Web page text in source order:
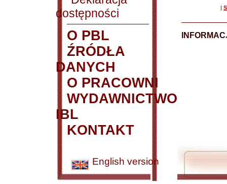
dostępności
O PBL
ŹRÓDŁA
DANYCH
O PRACOWNI
WYDAWNICTWO
IBL
KONTAKT
English version
|